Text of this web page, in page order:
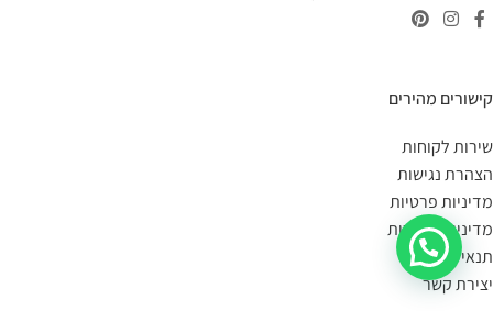
קישורים מהירים
שירות לקוחות
הצהרת נגישות
מדיניות פרטיות
מדיניות החזרות
תנאי שימוש
יצירת קשר